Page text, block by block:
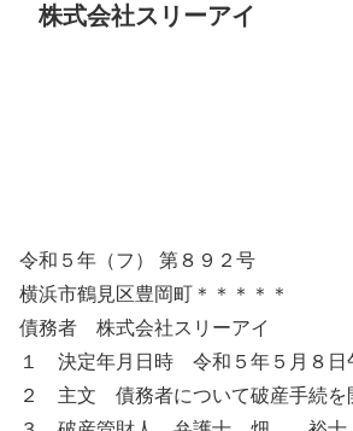
株式会社スリーアイ
令和５年（フ） 第８９２号
横浜市鶴見区豊岡町＊＊＊＊＊
債務者 株式会社スリーアイ
１ 決定年月日時 令和５年５月８日
２ 主文 債務者について破産手続を